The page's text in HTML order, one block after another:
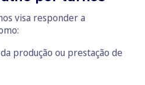
visa responder a
produção ou prestação de